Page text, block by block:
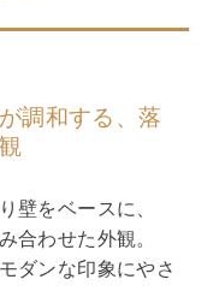
調和する、落
壁をベースに、
合わせた外観。
ダンな印象にやさ